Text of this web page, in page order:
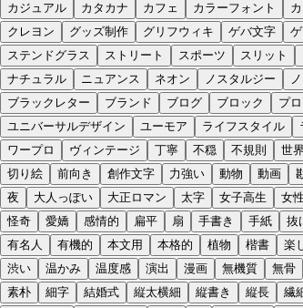
カジュアル
カタカナ カフェ カラーフォント
クレヨン
グッズ制作 グリフウィキ ゲバ文字
ステンドグラス
ストリート スポーツ スリット
ナチュラル
ニュアンス ネオン ノスタルジー
ブラックレター
ブランド ブログ ブロック プ
ユニバーサルデザイン
ユーモア ライフスタイル
ワープロ
ヴィンテージ 丁寧 不穏 不規則 世
切り絵
前向き 創作文字 力強い 動物 動画
夜
大人っぽい 大正ロマン 太字 女子高生 女
怪奇
愛嬌 感情的 扁平 扇 手書き 手紙 抜
有名人
有機的 本文用 本格的 植物 楷書 楽
渋い
温かみ 温度感 演出 漫画 無機質 無骨
素朴
細字 結婚式 縦太横細 縦書き 縦長 繊